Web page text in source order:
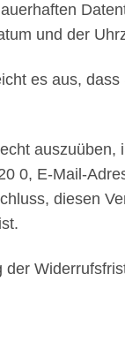
und der
es aus,
0, E-Mail-
diesen